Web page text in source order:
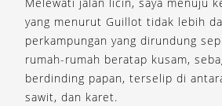
yang menurut Guillot tidak lebih
perkampungan yang dirundung
rumah-rumah beratap kusam,
berdinding papan, terselip di
sawit, dan karet.